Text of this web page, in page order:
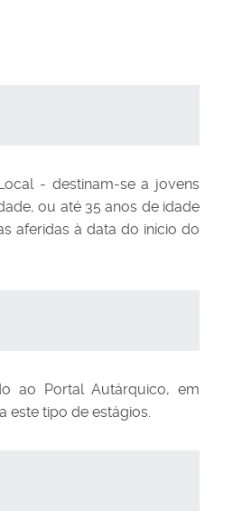
- destinam-se a jovens
ou até 35 anos de idade
aferidas à data do início do
ao Portal Autárquico, em
este tipo de estágios.